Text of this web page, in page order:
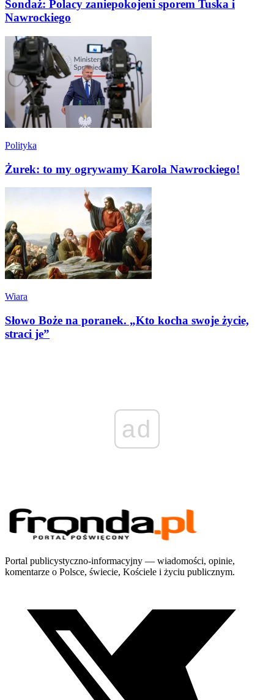
Sondaż: Polacy zaniepokojeni sporem Tuska i
Nawrockiego
Polityka
Żurek: to my ogrywamy Karola Nawrockiego!
Wiara
Słowo Boże na poranek. „Kto kocha swoje życie,
straci je”
ad
Portal publicystyczno-informacyjny — wiadomości, opinie,
komentarze o Polsce, świecie, Kościele i życiu publicznym.